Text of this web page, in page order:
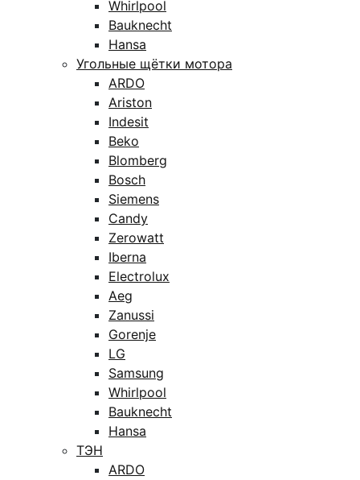
Whirlpool
Bauknecht
Hansa
Угольные щётки мотора
ARDO
Ariston
Indesit
Beko
Blomberg
Bosch
Siemens
Candy
Zerowatt
Iberna
Electrolux
Aeg
Zanussi
Gorenje
LG
Samsung
Whirlpool
Bauknecht
Hansa
ТЭН
ARDO